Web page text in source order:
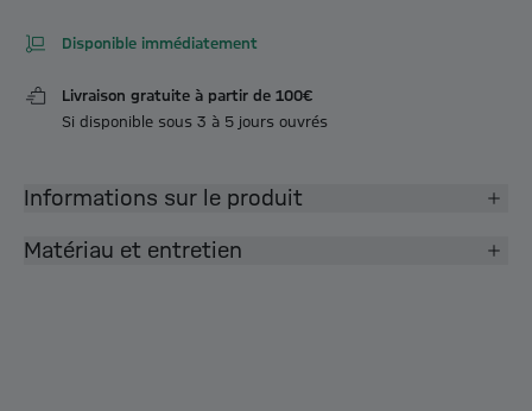
Disponible immédiatement
Livraison gratuite à partir de 100€
Si disponible sous 3 à 5 jours ouvrés
Informations sur le produit
Matériau et entretien